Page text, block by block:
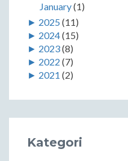
January(1)
► 2025 (11)
► 2024(15)
► 2023(8)
► 2022 (7)
► 2021 (2)
Kategori